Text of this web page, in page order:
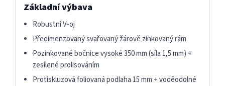
Základní výbava
Robustní V-oj
Předimenzovaný svařovaný žárově zinkovaný rám
Pozinkované bočnice vysoké 350 mm (síla 1,5 mm) +
zesílené prolisováním
Protiskluzová foliovaná podlaha 15 mm + voděodolné